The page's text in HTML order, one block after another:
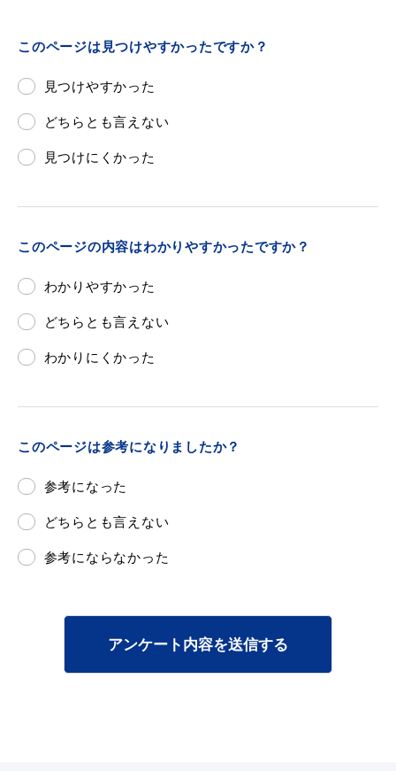
公共施設
防災・防犯メール
目的別の
申請書
ダウンロード
電子申請
このページは見つけやすかったですか？
見つけやすかった
どちらとも言えない
見つけにくかった
このページの内容はわかりやすかったですか？
わかりやすかった
どちらとも言えない
わかりにくかった
このページは参考になりましたか？
参考になった
どちらとも言えない
参考にならなかった
アンケート内容を送信する